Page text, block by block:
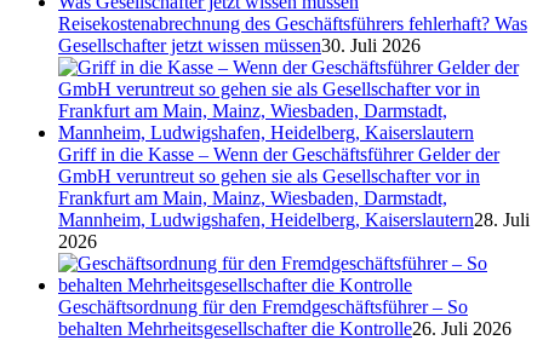
Reisekostenabrechnung des Geschäftsführers fehlerhaft? Was
Gesellschafter jetzt wissen müssen30. Juli 2026
Griff in die Kasse – Wenn der Geschäftsführer Gelder der
GmbH veruntreut so gehen sie als Gesellschafter vor in
Frankfurt am Main, Mainz, Wiesbaden, Darmstadt,
Mannheim, Ludwigshafen, Heidelberg, Kaiserslautern28. Juli
2026
Geschäftsordnung für den Fremdgeschäftsführer – So
behalten Mehrheitsgesellschafter die Kontrolle26. Juli 2026